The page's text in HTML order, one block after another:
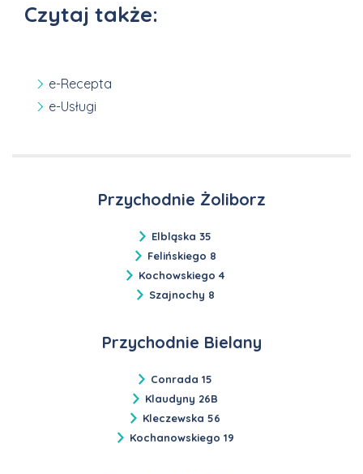
Czytaj także:
e-Recepta
e-Usługi
Przychodnie Żoliborz
Elbląska 35
Felińskiego 8
Kochowskiego 4
Szajnochy 8
Przychodnie Bielany
Conrada 15
Klaudyny 26B
Kleczewska 56
Kochanowskiego 19